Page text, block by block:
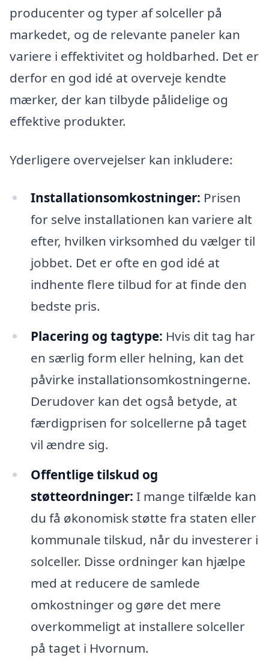
producenter og typer af solceller på
markedet, og de relevante paneler kan
variere i effektivitet og holdbarhed. Det er
derfor en god idé at overveje kendte
mærker, der kan tilbyde pålidelige og
effektive produkter.
Yderligere overvejelser kan inkludere:
Installationsomkostninger: Prisen
for selve installationen kan variere alt
efter, hvilken virksomhed du vælger til
jobbet. Det er ofte en god idé at
indhente flere tilbud for at finde den
bedste pris.
Placering og tagtype: Hvis dit tag har
en særlig form eller helning, kan det
påvirke installationsomkostningerne.
Derudover kan det også betyde, at
færdigprisen for solcellerne på taget
vil ændre sig.
Offentlige tilskud og
støtteordninger: I mange tilfælde kan
du få økonomisk støtte fra staten eller
kommunale tilskud, når du investerer i
solceller. Disse ordninger kan hjælpe
med at reducere de samlede
omkostninger og gøre det mere
overkommeligt at installere solceller
på taget i Hvornum.